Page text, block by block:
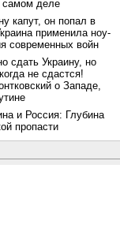
самом деле
капут, он попал в
применила ноу-
современных войн
сдать Украину, но
не сдастся!
о Западе,
и Россия: Глубина
пропасти